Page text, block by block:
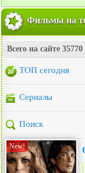
Фильмы на
Всего на сайте
ТОП сегодня
Сериалы
Поиск
New!